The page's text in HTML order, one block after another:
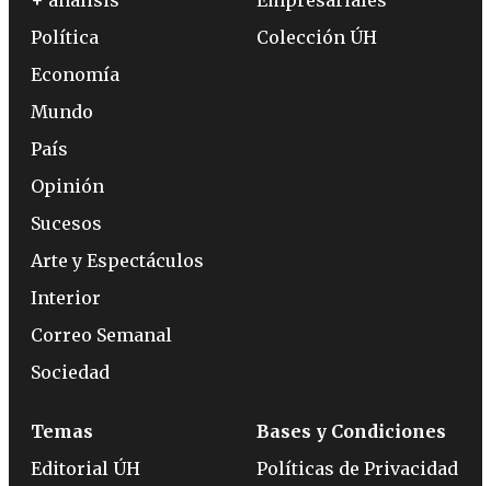
Política
Economía
Mundo
País
Opinión
Sucesos
Arte y Espectáculos
Interior
Correo Semanal
Sociedad
Colección ÚH
Temas
Editorial ÚH
Bases y Condiciones
Políticas de Privacidad